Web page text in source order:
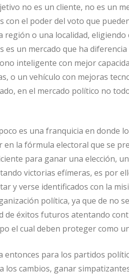
no es un cliente, no es un
con el poder del voto que
región o una localidad,
es un mercado que ha
inteligente con mejor
o un vehículo con mejoras
en el mercado político no
es una franquicia en donde
en la fórmula electoral que se
para ganar una elección,
victorias efímeras, es por
y verse identificados con la
política, ya que de no
de éxitos futuros atentando
el cual deben proteger como
entonces para los partidos
los cambios, ganar